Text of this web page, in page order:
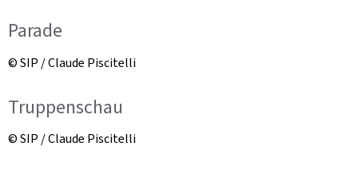
Parade
© SIP / Claude Piscitelli
Truppenschau
© SIP / Claude Piscitelli